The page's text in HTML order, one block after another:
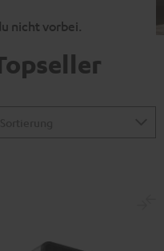
nicht vorbei.